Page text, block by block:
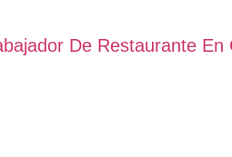
De Restaurante En